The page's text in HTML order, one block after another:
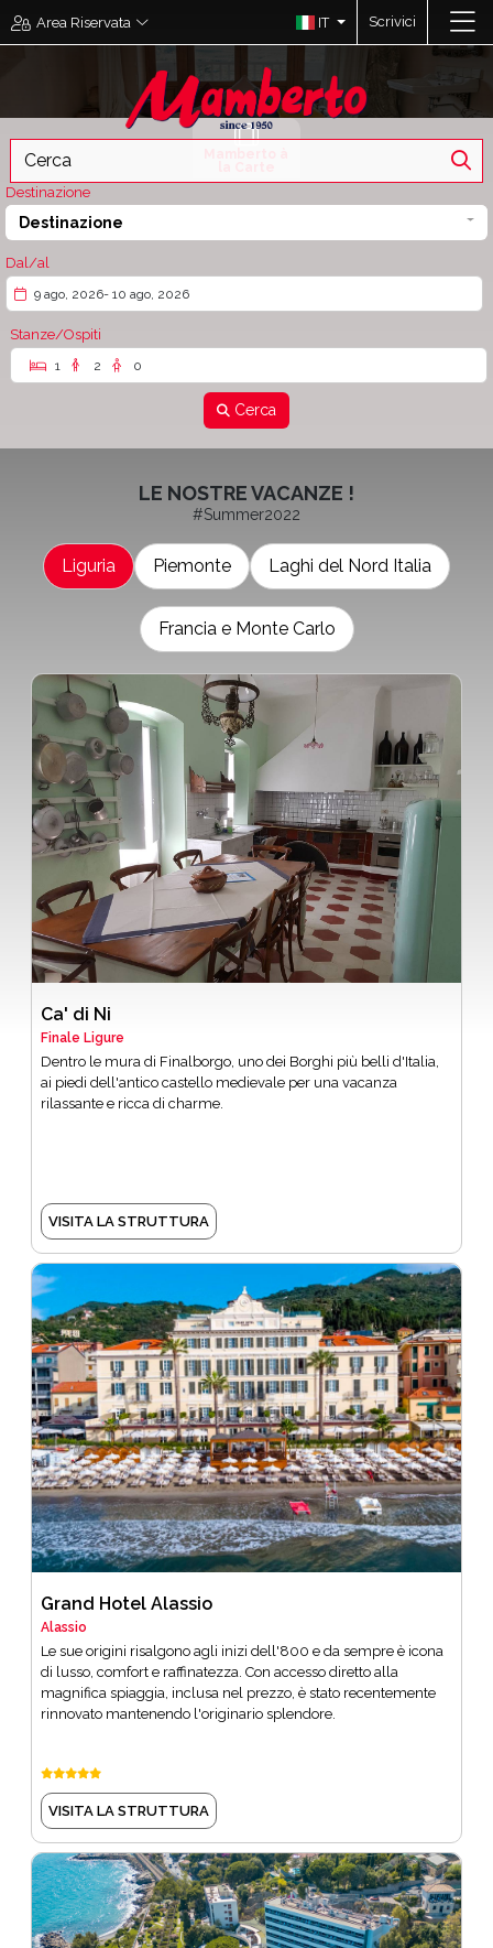
Area Riservata IT Scrivici
Destinazione
Destinazione
Dal/al
9 ago, 2026- 10 ago, 2026
Stanze/Ospiti
1 2 0
Cerca
LE NOSTRE VACANZE !
#Summer2022
Liguria Piemonte Laghi del Nord Italia
Francia e Monte Carlo
Ca' di Ni
Finale Ligure
Dentro le mura di Finalborgo, uno dei Borghi più belli d'Italia,
ai piedi dell'antico castello medievale per una vacanza
rilassante e ricca di charme.
VISITA LA STRUTTURA
Grand Hotel Alassio
Alassio
Le sue origini risalgono agli inizi dell'800 e da sempre è icona
di lusso, comfort e raffinatezza. Con accesso diretto alla
magnifica spiaggia, inclusa nel prezzo, è stato recentemente
rinnovato mantenendo l'originario splendore.
VISITA LA STRUTTURA